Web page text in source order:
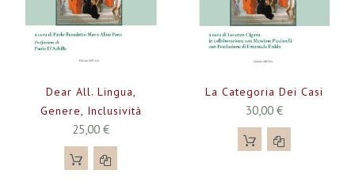
Dear All. Lingua,
Genere, Inclusività
25,00 €
La Categoria Dei Casi
30,00 €